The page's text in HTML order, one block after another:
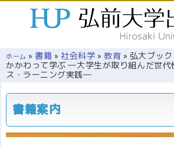
ホーム » 書籍 »社会科学 »教育 » 弘大ブッ
かかわって学ぶ ―大学生が取り組んだ世代
ス・ラーニング実践―
書籍案内